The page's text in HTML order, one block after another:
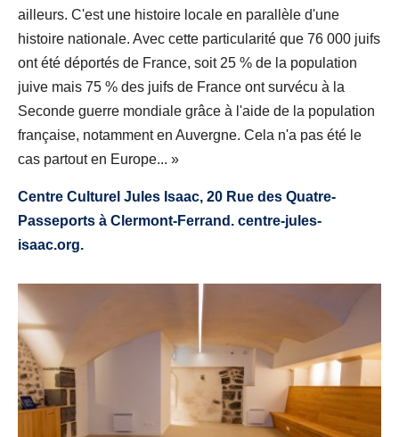
ailleurs. C'est une histoire locale en parallèle d'une
histoire nationale. Avec cette particularité que 76 000 juifs
ont été déportés de France, soit 25 % de la population
juive mais 75 % des juifs de France ont survécu à la
Seconde guerre mondiale grâce à l'aide de la population
française, notamment en Auvergne. Cela n'a pas été le
cas partout en Europe... »
Centre Culturel Jules Isaac, 20 Rue des Quatre-
Passeports à Clermont-Ferrand. centre-jules-
isaac.org.